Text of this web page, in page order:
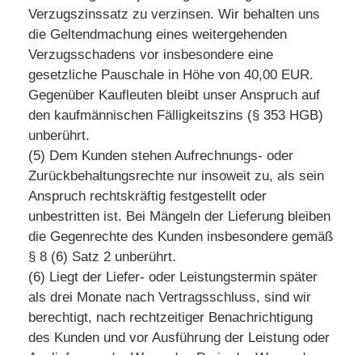
Verzugszinssatz zu verzinsen. Wir behalten uns
die Geltendmachung eines weitergehenden
Verzugsschadens vor insbesondere eine
gesetzliche Pauschale in Höhe von 40,00 EUR.
Gegenüber Kaufleuten bleibt unser Anspruch auf
den kaufmännischen Fälligkeitszins (§ 353 HGB)
unberührt.
(5) Dem Kunden stehen Aufrechnungs- oder
Zurückbehaltungsrechte nur insoweit zu, als sein
Anspruch rechtskräftig festgestellt oder
unbestritten ist. Bei Mängeln der Lieferung bleiben
die Gegenrechte des Kunden insbesondere gemäß
§ 8 (6) Satz 2 unberührt.
(6) Liegt der Liefer- oder Leistungstermin später
als drei Monate nach Vertragsschluss, sind wir
berechtigt, nach rechtzeitiger Benachrichtigung
des Kunden und vor Ausführung der Leistung oder